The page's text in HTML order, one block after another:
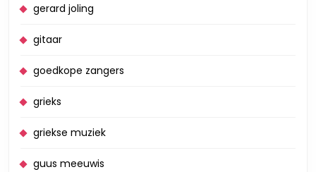
gerard joling
gitaar
goedkope zangers
grieks
griekse muziek
guus meeuwis